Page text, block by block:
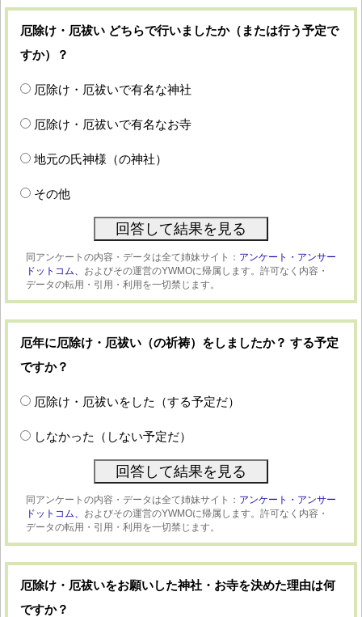
厄除け・厄祓い どちらで行いましたか（または行う予定で
すか）？
厄除け・厄祓いで有名な神社
厄除け・厄祓いで有名なお寺
地元の氏神様（の神社）
その他
同アンケートの内容・データは全て姉妹サイト： アンケート・アンサー
ドットコム、 およびその運営のYWMOに帰属します。許可なく内容・
データの転用・引用・利用を一切禁じます。
厄年に厄除け・厄祓い（の祈祷）をしましたか？ する予定
ですか？
厄除け・厄祓いをした（する予定だ）
しなかった（しない予定だ）
同アンケートの内容・データは全て姉妹サイト： アンケート・アンサー
ドットコム、 およびその運営のYWMOに帰属します。許可なく内容・
データの転用・引用・利用を一切禁じます。
厄除け・厄祓いをお願いした神社・お寺を決めた理由は何
ですか？